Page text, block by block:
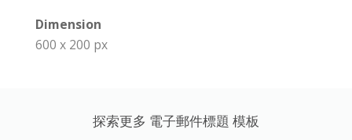
Dimension
600 x 200 px
探索更多 電子郵件標題 模板